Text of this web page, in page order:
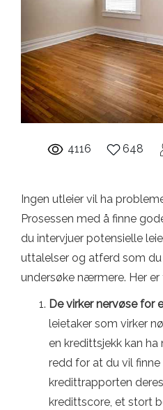
4116 648
Ingen utleier vil ha
Prosessen med å finne
du intervjuer potensielle
uttalelser og atferd som
undersøke nærmere. Her
De virker nervøse for
leietaker som virker
en kredittsjekk kan
redd for at du vil
kredittrapporten
kredittscore, et stort